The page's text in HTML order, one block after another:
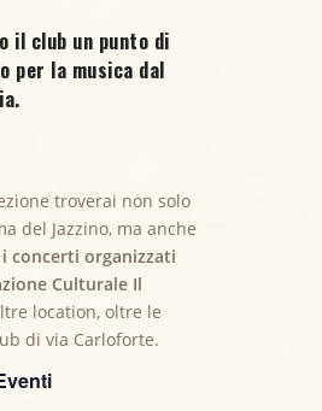
il club un punto di
per la musica dal
troverai non solo
del Jazzino, ma anche
concerti organizzati
Culturale Il
location, oltre le
di via Carloforte.